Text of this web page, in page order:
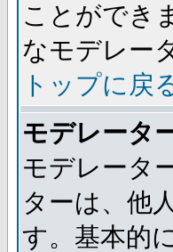
ことができ
なモデレー
トップに戻
モデレータ
モデレータ
ターは、他
す。基本的